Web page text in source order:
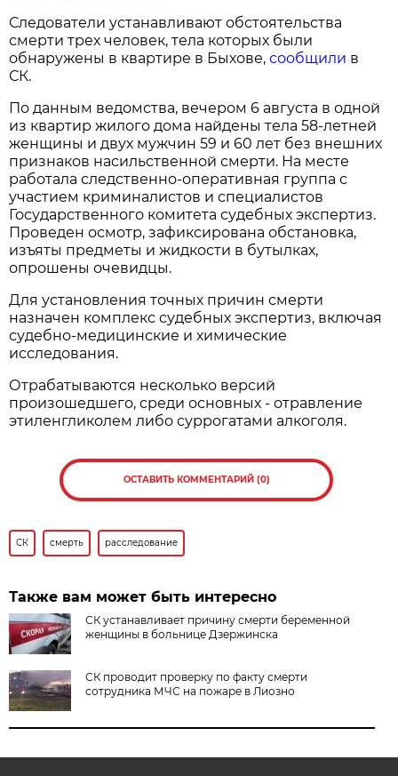
Следователи устанавливают обстоятельства
смерти трех человек, тела которых были
обнаружены в квартире в Быхове,сообщили в
СК.
По данным ведомства, вечером 6 августа в одной
из квартир жилого дома найдены тела 58-летней
женщины и двух мужчин 59 и 60 лет без внешних
признаков насильственной смерти. На месте
работала следственно-оперативная группа с
участием криминалистов и специалистов
Государственного комитета судебных экспертиз.
Проведен осмотр, зафиксирована обстановка,
изъяты предметы и жидкости в бутылках,
опрошены очевидцы.
Для установления точных причин смерти
назначен комплекс судебных экспертиз, включая
судебно-медицинские и химические
исследования.
Отрабатываются несколько версий
произошедшего, среди основных - отравление
этиленгликолем либо суррогатами алкоголя.
ОСТАВИТЬ КОММЕНТАРИЙ (0)
СК смерть расследование
Также вам может быть интересно
СК устанавливает причину смерти беременной
женщины в больнице Дзержинска
СК проводит проверку по факту смерти
сотрудника МЧС на пожаре в Лиозно